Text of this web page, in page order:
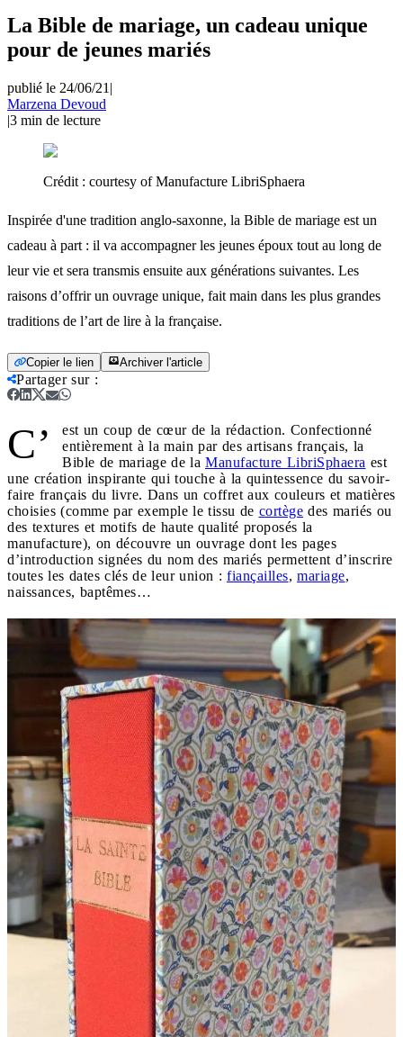
La Bible de mariage, un cadeau unique
pour de jeunes mariés
publié le 24/06/21 |
Marzena Devoud
|3 min de lecture
Crédit : courtesy of Manufacture LibriSphaera
Inspirée d'une tradition anglo-saxonne, la Bible de mariage est un
cadeau à part : il va accompagner les jeunes époux tout au long de
leur vie et sera transmis ensuite aux générations suivantes. Les
raisons d’offrir un ouvrage unique, fait main dans les plus grandes
traditions de l’art de lire à la française.
Copier le lien Archiver l'article
Partager sur:
C’
est un coup de cœur de la rédaction. Confectionné
entièrement à la main par des artisans français, la
Bible de mariage de la Manufacture LibriSphaera est
une création inspirante qui touche à la quintessence du savoir-
faire français du livre. Dans un coffret aux couleurs et matières
choisies (comme par exemple le tissu de cortège des mariés ou
des textures et motifs de haute qualité proposés la
manufacture), on découvre un ouvrage dont les pages
d’introduction signées du nom des mariés permettent d’inscrire
toutes les dates clés de leur union : fiançailles, mariage,
naissances, baptêmes…